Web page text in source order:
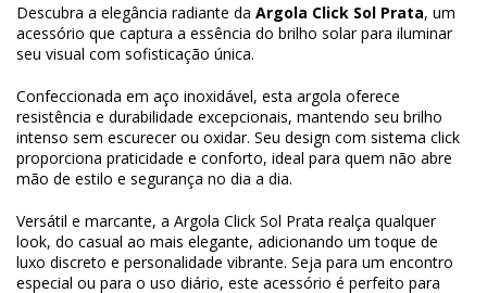
Descubra a elegância radiante da Argola Click Sol Prata, um
acessório que captura a essência do brilho solar para iluminar
seu visual com sofisticação única.
Confeccionada em aço inoxidável, esta argola oferece
resistência e durabilidade excepcionais, mantendo seu brilho
intenso sem escurecer ou oxidar. Seu design com sistema click
proporciona praticidade e conforto, ideal para quem não abre
mão de estilo e segurança no dia a dia.
Versátil e marcante, a Argola Click Sol Prata realça qualquer
look, do casual ao mais elegante, adicionando um toque de
luxo discreto e personalidade vibrante. Seja para um encontro
especial ou para o uso diário, este acessório é perfeito para